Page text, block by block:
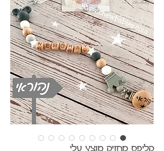
קליפס מחזיק מוצץ עלי